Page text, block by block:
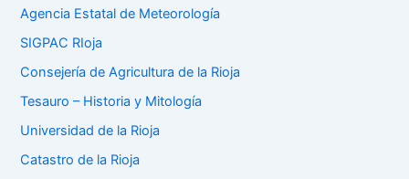
:
Agencia Estatal de Meteorología
SIGPAC RIoja
Consejería de Agricultura de la Rioja
Tesauro – Historia y Mitología
Universidad de la Rioja
Catastro de la Rioja